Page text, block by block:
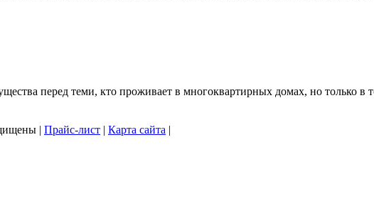
перед теми, кто проживает в многоквартирных домах, но только в
| Прайс-лист | Карта сайта |